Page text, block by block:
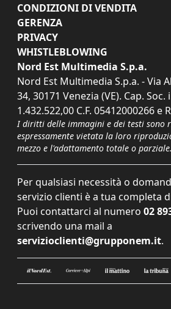
CONDIZIONI DI VENDITA
GERENZA
PRIVACY
WHISTLEBLOWING
Nord Est Multimedia S.p.a.
Nord Est Multimedia S.p.a. - Via
34, 30171 Venezia (VE). Cap. Soc.
1.432.522,00 C.F. 05412000266 e
I diritti delle immagini e dei testi sono
espressamente vietata la loro
mezzo e l'adattamento totale o parziale.
Per qualsiasi necessità o
servizio clienti è a tua completa
Puoi contattarci al numero 02
scrivendo una mail a
servizioclienti@grupponem.it.